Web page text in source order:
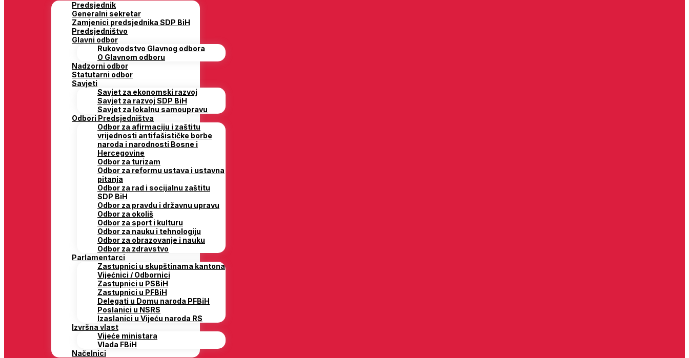
Predsjednik
Generalni sekretar
Zamjenici predsjednika SDP BiH
Predsjedništvo
Glavni odbor
Rukovodstvo Glavnog odbora
O Glavnom odboru
Nadzorni odbor
Statutarni odbor
Savjeti
Savjet za ekonomski razvoj
Savjet za razvoj SDP BiH
Savjet za lokalnu samoupravu
Odbori Predsjedništva
Odbor za afirmaciju i zaštitu
vrijednosti antifašističke borbe
naroda i narodnosti Bosne i
Hercegovine
Odbor za turizam
Odbor za reformu ustava i ustavna
pitanja
Odbor za rad i socijalnu zaštitu
SDP BiH
Odbor za pravdu i državnu upravu
Odbor za okoliš
Odbor za sport i kulturu
Odbor za nauku i tehnologiju
Odbor za obrazovanje i nauku
Odbor za zdravstvo
Parlamentarci
Zastupnici u skupštinama kantona
Vijećnici / Odbornici
Zastupnici u PSBiH
Zastupnici u PFBiH
Delegati u Domu naroda PFBiH
Poslanici u NSRS
Izaslanici u Vijeću naroda RS
Izvršna vlast
Vijeće ministara
Vlada FBiH
Načelnici